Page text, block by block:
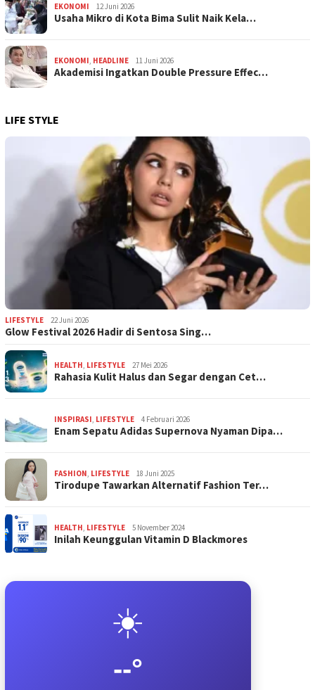
EKONOMI 12 Juni 2026
Usaha Mikro di Kota Bima Sulit Naik Kela…
EKONOMI, HEADLINE 11 Juni 2026
Akademisi Ingatkan Double Pressure Effec…
LIFE STYLE
LIFESTYLE 22 Juni 2026
Glow Festival 2026 Hadir di Sentosa Sing…
HEALTH, LIFESTYLE 27 Mei 2026
Rahasia Kulit Halus dan Segar dengan Cet…
INSPIRASI, LIFESTYLE 4 Februari 2026
Enam Sepatu Adidas Supernova Nyaman Dipa…
FASHION, LIFESTYLE 18 Juni 2025
Tirodupe Tawarkan Alternatif Fashion Ter…
HEALTH, LIFESTYLE 5 November 2024
Inilah Keunggulan Vitamin D Blackmores
☀️
--°